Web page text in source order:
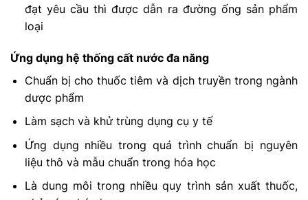
đạt yêu cầu thì được dẫn ra đường ống sản phẩm
loại
Ứng dụng hệ thống cất nước đa năng
Chuẩn bị cho thuốc tiêm và dịch truyền trong ngành
dược phẩm
Làm sạch và khử trùng dụng cụ y tế
Ứng dụng nhiều trong quá trình chuẩn bị nguyên
liệu thô và mẫu chuẩn trong hóa học
Là dung môi trong nhiều quy trình sản xuất thuốc,